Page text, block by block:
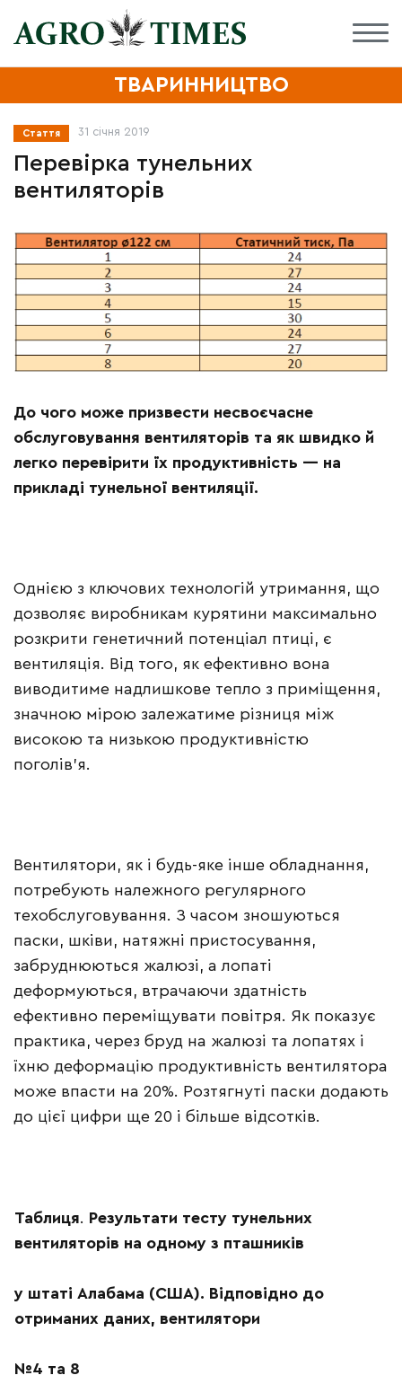
ТВАРИННИЦТВО
Стаття 31 січня 2019
Перевірка тунельних
вентиляторів
До чого може призвести несвоєчасне
обслуговування вентиляторів та як швидко й
легко перевірити їх продуктивність — на
прикладі тунельної вентиляції.
Однією з ключових технологій утримання, що
дозволяє виробникам курятини максимально
розкрити генетичний потенціал птиці, є
вентиляція. Від того, як ефективно вона
виводитиме надлишкове тепло з приміщення,
значною мірою залежатиме різниця між
високою та низькою продуктивністю
поголів’я.
Вентилятори, як і будь-яке інше обладнання,
потребують належного регулярного
техобслуговування. З часом зношуються
паски, шківи, натяжні пристосування,
забруднюються жалюзі, а лопаті
деформуються, втрачаючи здатність
ефективно переміщувати повітря. Як показує
практика, через бруд на жалюзі та лопатях і
їхню деформацію продуктивність вентилятора
може впасти на 20%. Розтягнуті паски додають
до цієї цифри ще 20 і більше відсотків.
Таблиця
Результати тесту тунельних
вентиляторів на одному з пташників
у штаті Алабама (США). Відповідно до
отриманих даних, вентилятори
№4 та 8